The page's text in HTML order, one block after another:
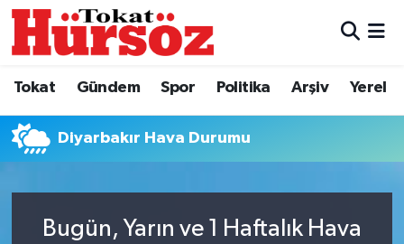
Tokat Gündem Spor Politika Arşiv Yerel
Diyarbakır Hava Durumu
Bugün, Yarın ve 1 Haftalık Hava
Türkiye Gündemi
Gündem
Hava Durumu
Tokat Namaz Vakitleri